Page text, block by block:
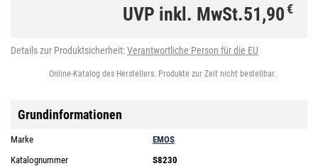
UVP inkl. MwSt.51,90€
Details zur Produktsicherheit:Verantwortliche Person für die EU
Online-Katalog des Herstellers. Produkte zur Zeit nicht bestellbar.
Grundinformationen
Marke
EMOS
Katalognummer
S8230